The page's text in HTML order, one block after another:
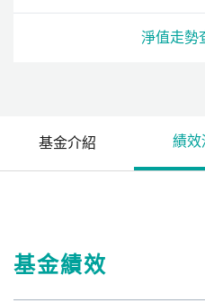
淨值走勢
基金介紹 績效
基金績效